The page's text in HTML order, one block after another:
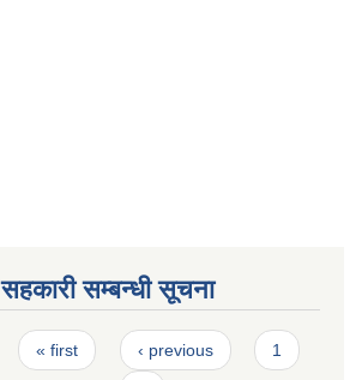
सहकारी सम्बन्धी सूचना
Pages
« first ‹ previous 1